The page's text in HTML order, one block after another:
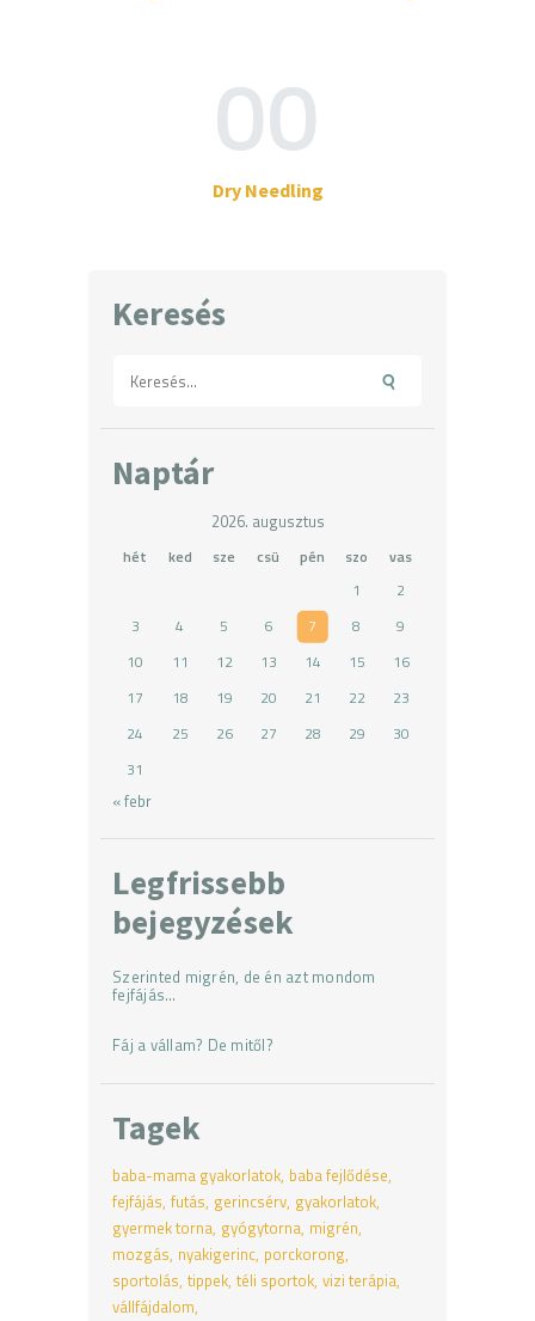
00
Dry Needling
Keresés
Naptár
2026. augusztus
hét ked sze csü pén szo
vas
1
2
3
4 5 6 7 8
9
10
11 12 13 14 15
16
17
18 19 20 21 22
23
24
25 26 27 28 29
30
31
« febr
Legfrissebb
bejegyzések
Szerinted migrén, de én azt mondom
fejfájás…
Fáj a vállam? De mitől?
Tagek
baba-mama gyakorlatok baba fejlődése
fejfájás futás gerincsérv gyakorlatok
gyermek torna gyógytorna migrén
mozgás nyakigerinc porckorong
sportolás tippek téli sportok vizi terápia
vállfájdalom